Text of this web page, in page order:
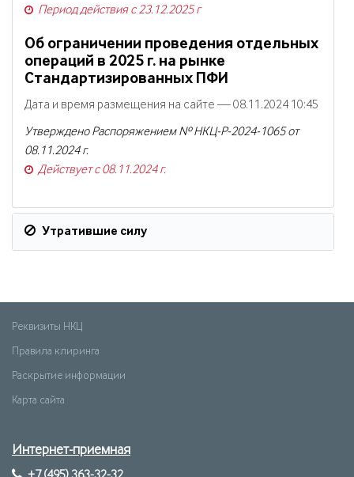
Период действия с 23.12.2025 г
Об ограничении проведения отдельных
операций в 2025 г. на рынке
Стандартизированных ПФИ
Дата и время размещения на сайте — 08.11.2024 10:45
Утверждено Распоряжением № НКЦ-Р-2024-1065 от
08.11.2024 г.
Действует с 08.11.2024 г.
Утратившие силу
Реквизиты НКЦ
Правила клиринга
Раскрытие информации
Карта сайта
Интернет-приемная